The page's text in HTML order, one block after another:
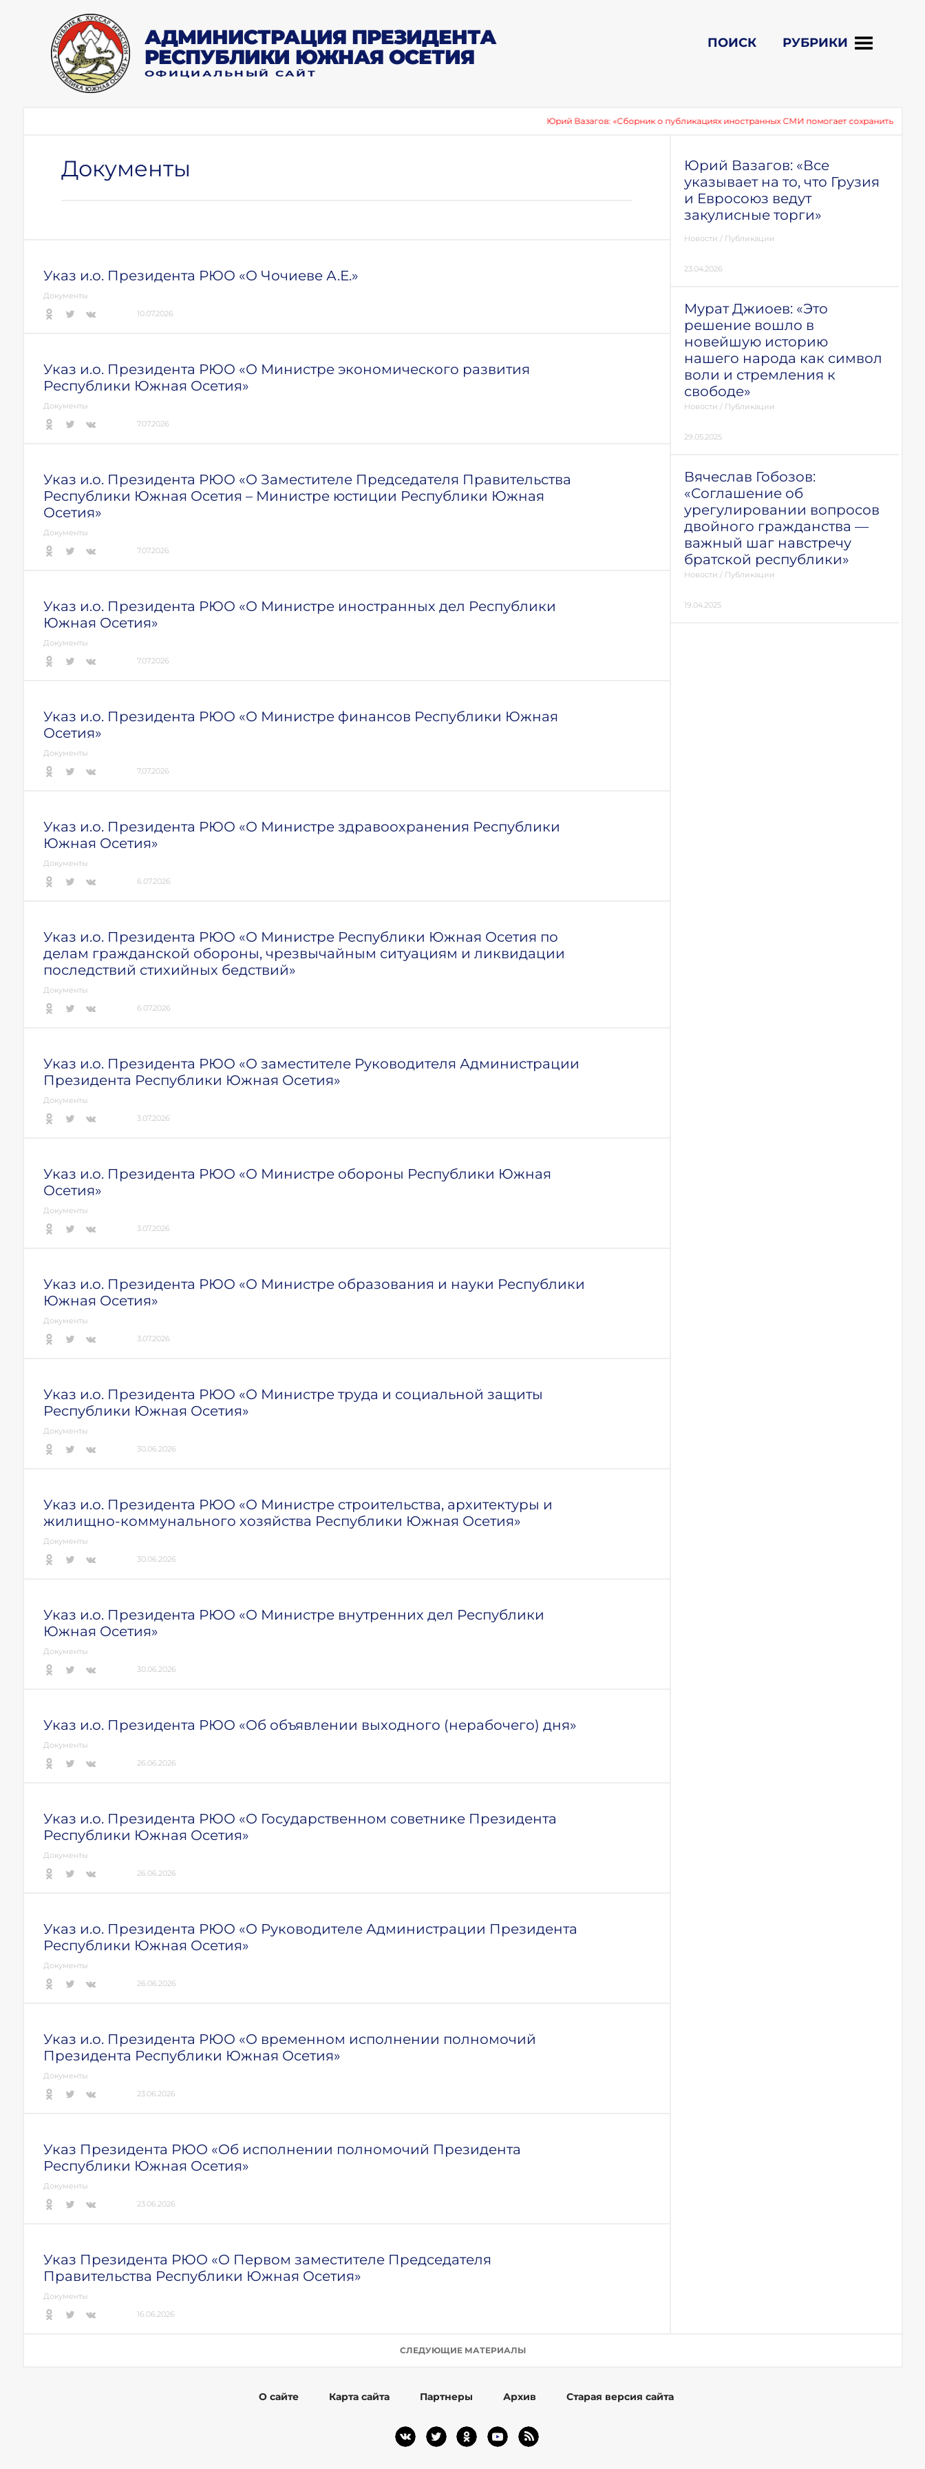
АДМИНИСТРАЦИЯ ПРЕЗИДЕНТА
РЕСПУБЛИКИ ЮЖНАЯ ОСЕТИЯ
ОФИЦИАЛЬНЫЙ САЙТ
ПОИСК РУБРИКИ
Юрий Вазагов: «Сборник о публикациях иностранных СМИ помогает сохранить память о
Документы
Указ и.о. Президента РЮО «О Чочиеве А.Е.»
Документы
10.07.2026
Указ и.о. Президента РЮО «О Министре экономического развития
Республики Южная Осетия»
Документы
7.07.2026
Указ и.о. Президента РЮО «О Заместителе Председателя Правительства
Республики Южная Осетия – Министре юстиции Республики Южная
Осетия»
Документы
7.07.2026
Указ и.о. Президента РЮО «О Министре иностранных дел Республики
Южная Осетия»
Документы
7.07.2026
Указ и.о. Президента РЮО «О Министре финансов Республики Южная
Осетия»
Документы
7.07.2026
Указ и.о. Президента РЮО «О Министре здравоохранения Республики
Южная Осетия»
Документы
6.07.2026
Указ и.о. Президента РЮО «О Министре Республики Южная Осетия по
делам гражданской обороны, чрезвычайным ситуациям и ликвидации
последствий стихийных бедствий»
Документы
6.07.2026
Указ и.о. Президента РЮО «О заместителе Руководителя Администрации
Президента Республики Южная Осетия»
Документы
3.07.2026
Указ и.о. Президента РЮО «О Министре обороны Республики Южная
Осетия»
Документы
3.07.2026
Указ и.о. Президента РЮО «О Министре образования и науки Республики
Южная Осетия»
Документы
3.07.2026
Указ и.о. Президента РЮО «О Министре труда и социальной защиты
Республики Южная Осетия»
Документы
30.06.2026
Указ и.о. Президента РЮО «О Министре строительства, архитектуры и
жилищно-коммунального хозяйства Республики Южная Осетия»
Документы
30.06.2026
Указ и.о. Президента РЮО «О Министре внутренних дел Республики
Южная Осетия»
Документы
30.06.2026
Указ и.о. Президента РЮО «Об объявлении выходного (нерабочего) дня»
Документы
26.06.2026
Указ и.о. Президента РЮО «О Государственном советнике Президента
Республики Южная Осетия»
Документы
26.06.2026
Указ и.о. Президента РЮО «О Руководителе Администрации Президента
Республики Южная Осетия»
Документы
26.06.2026
Указ и.о. Президента РЮО «О временном исполнении полномочий
Президента Республики Южная Осетия»
Документы
23.06.2026
Указ Президента РЮО «Об исполнении полномочий Президента
Республики Южная Осетия»
Документы
23.06.2026
Указ Президента РЮО «О Первом заместителе Председателя
Правительства Республики Южная Осетия»
Документы
16.06.2026
Юрий Вазагов: «Все
указывает на то, что Грузия
и Евросоюз ведут
закулисные торги»
Новости / Публикации
23.04.2026
Мурат Джиоев: «Это
решение вошло в
новейшую историю
нашего народа как символ
воли и стремления к
свободе»
Новости / Публикации
29.05.2025
Вячеслав Гобозов:
«Соглашение об
урегулировании вопросов
двойного гражданства —
важный шаг навстречу
братской республики»
Новости / Публикации
19.04.2025
СЛЕДУЮЩИЕ МАТЕРИАЛЫ
О сайте Карта сайта Партнеры Архив Старая версия сайта